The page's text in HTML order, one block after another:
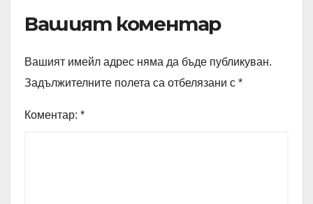
Вашият коментар
Вашият имейл адрес няма да бъде публикуван.
Задължителните полета са отбелязани с *
Коментар: *